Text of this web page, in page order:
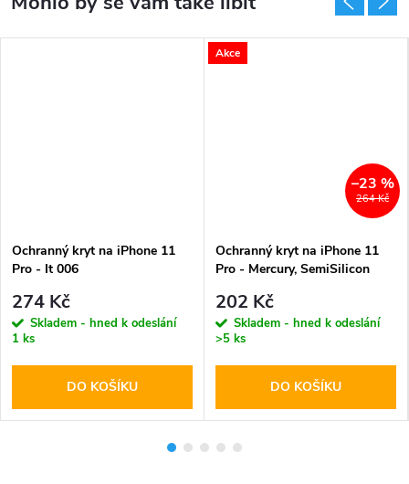
Ochranný kryt na iPhone 11
Pro - It 006
274 Kč
Skladem - hned k odeslání
1 ks
DO KOŠÍKU
Akce
264 Kč
–23 %
Ochranný kryt na iPhone 11
Pro - Mercury, SemiSilicon
202 Kč
Skladem - hned k odeslání
>5 ks
DO KOŠÍKU